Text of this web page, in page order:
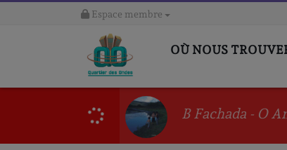
Espace membre
OÙ NOUS
B Fachada - O